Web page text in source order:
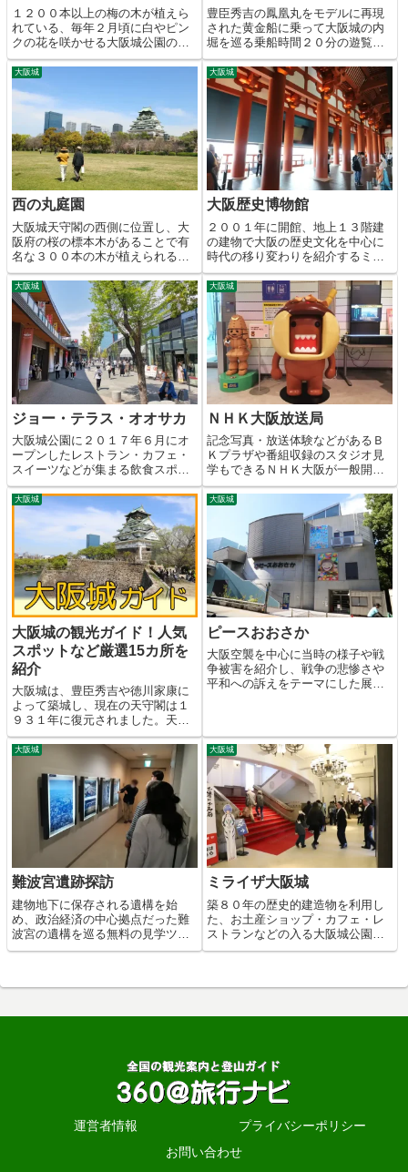
１２００本以上の梅の木が植えら
れている、毎年２月頃に白やピン
クの花を咲かせる大阪城公園の花
の名所。
豊臣秀吉の鳳凰丸をモデルに再現
された黄金船に乗って大阪城の内
堀を巡る乗船時間２０分の遊覧コ
ース。
大阪城
西の丸庭園
大阪城天守閣の西側に位置し、大
阪府の桜の標本木があることで有
名な３００本の木が植えられる桜
の名所。
大阪城
大阪歴史博物館
２００１年に開館、地上１３階建
の建物で大阪の歴史文化を中心に
時代の移り変わりを紹介するミュ
ージアム。
大阪城
ジョー・テラス・オオサカ
大阪城公園に２０１７年６月にオ
ープンしたレストラン・カフェ・
スイーツなどが集まる飲食スポッ
ト。
大阪城
ＮＨＫ大阪放送局
記念写真・放送体験などがあるＢ
Ｋプラザや番組収録のスタジオ見
学もできるＮＨＫ大阪が一般開放
しているＰＲ施設。
大阪城
大阪城の観光ガイド！人気
スポットなど厳選15カ所を
紹介
大阪城は、豊臣秀吉や徳川家康に
よって築城し、現在の天守閣は１
９３１年に復元されました。天守
閣の周辺はドーム球場２２個分の
大阪城公園が広がっており、様々
な観光スポットが点在していま
大阪城
ピースおおさか
大阪空襲を中心に当時の様子や戦
争被害を紹介し、戦争の悲惨さや
平和への訴えをテーマにした展示
大阪城
難波宮遺跡探訪
建物地下に保存される遺構を始
め、政治経済の中心拠点だった難
波宮の遺構を巡る無料の見学ツア
ー。
大阪城
ミライザ大阪城
築８０年の歴史的建造物を利用し
た、お土産ショップ・カフェ・レ
ストランなどの入る大阪城公園の
商業施設。
運営者情報
プライバシーポリシー
お問い合わせ